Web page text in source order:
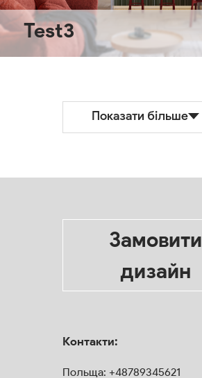
Test3
Показати більше
Замовити
дизайн
Контакти:
Польща: +48789345621